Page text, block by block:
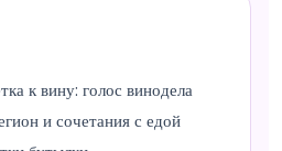
к вину: голос винодела
и сочетания с едой